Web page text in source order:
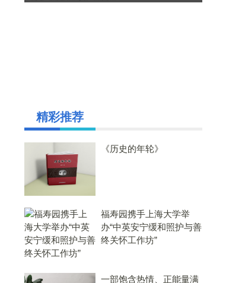
精彩推荐
《历史的年轮》
福寿园携手上海大学举
办“中英安宁缓和照护与善
终关怀工作坊”
一部饱含热情、正能量满